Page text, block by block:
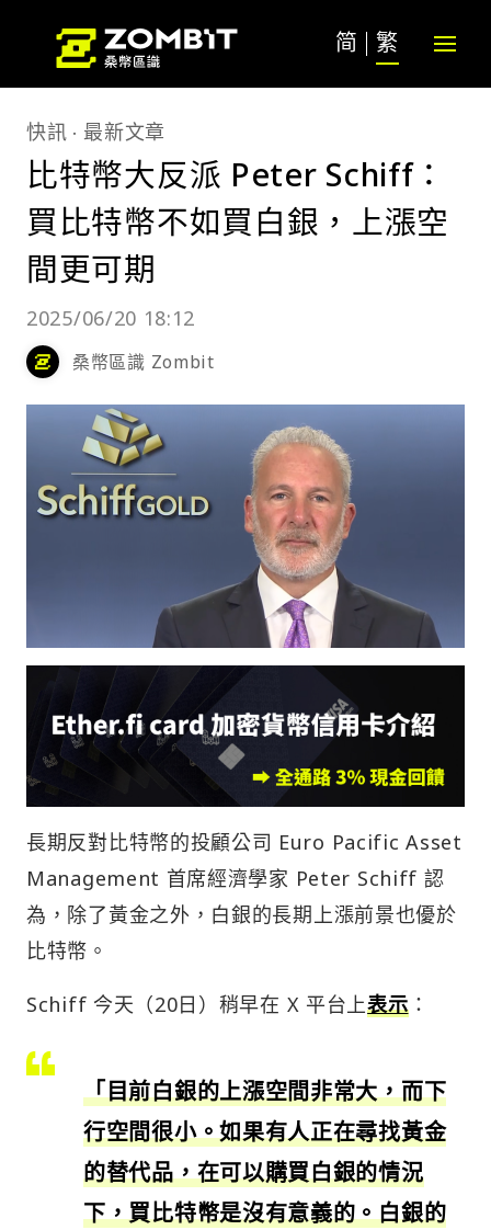
简 繁
快訊 最新文章
比特幣大反派 Peter Schiff：
買比特幣不如買白銀，上漲空
間更可期
2025/06/20 18:12
桑幣區識 Zombit
長期反對比特幣的投顧公司 Euro Pacific Asset
Management 首席經濟學家 Peter Schiff 認
為，除了黃金之外，白銀的長期上漲前景也優於
比特幣。
Schiff 今天（20日）稍早在 X 平台上表示：
「目前白銀的上漲空間非常大，而下
行空間很小。如果有人正在尋找黃金
的替代品，在可以購買白銀的情況
下，買比特幣是沒有意義的。白銀的